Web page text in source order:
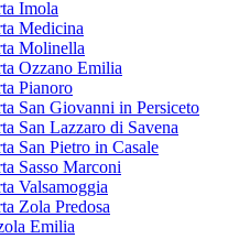
Imola
Medicina
Molinella
Ozzano Emilia
Pianoro
San Giovanni in Persiceto
San Lazzaro di Savena
San Pietro in Casale
Sasso Marconi
Valsamoggia
Zola Predosa
Emilia